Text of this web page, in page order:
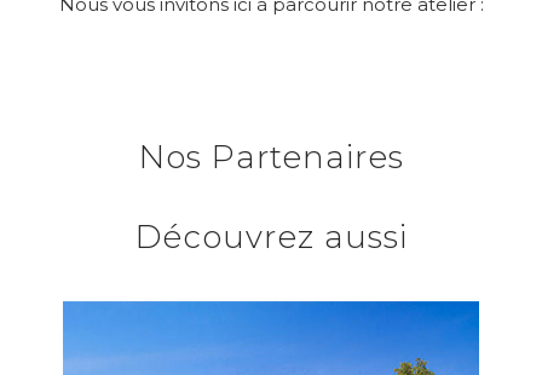
Nos Partenaires
Découvrez aussi